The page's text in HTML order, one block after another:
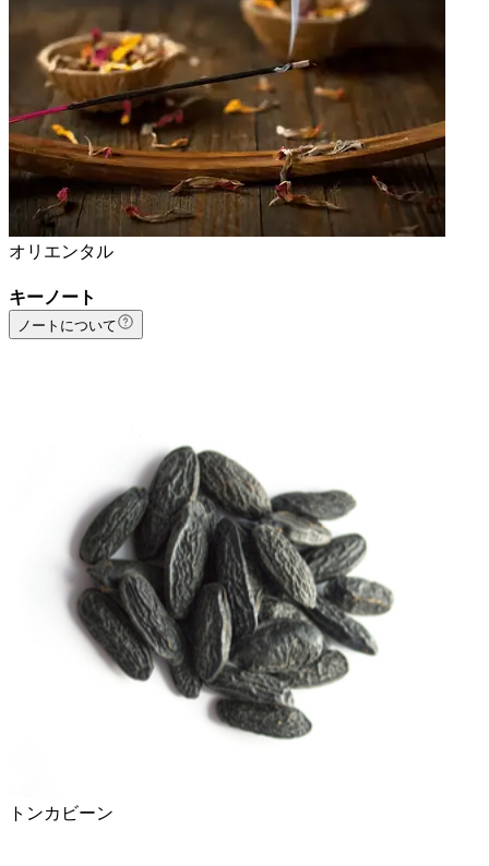
オリエンタル
キーノート
ノートについて
トンカビーン